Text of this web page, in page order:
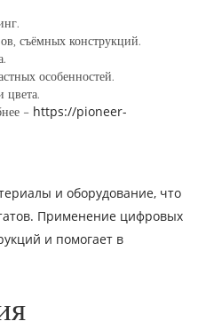
съёмных конструкций.
особенностей.
цвета.
– https://pioneer-
и оборудование, что
Применение цифровых
и помогает в